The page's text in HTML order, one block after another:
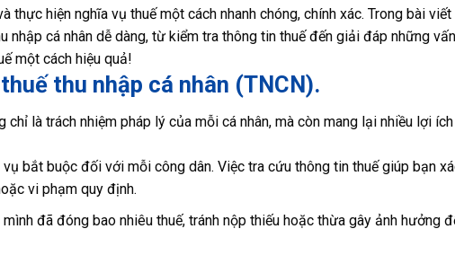
thực hiện nghĩa vụ thuế một cách nhanh chóng, chính xác. Trong bài viết
nhập cá nhân dễ dàng, từ kiểm tra thông tin thuế đến giải đáp những
một cách hiệu quả!
thu nhập cá nhân (TNCN).
chỉ là trách nhiệm pháp lý của mỗi cá nhân, mà còn mang lại nhiều lợi
bắt buộc đối với mỗi công dân. Việc tra cứu thông tin thuế giúp bạn
vi phạm quy định.
đã đóng bao nhiêu thuế, tránh nộp thiếu hoặc thừa gây ảnh hưởng